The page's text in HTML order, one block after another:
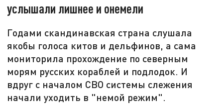
услышали лишнее и онемели
Годами скандинавская страна слушала
якобы голоса китов и дельфинов, а сама
мониторила прохождение по северным
морям русских кораблей и подлодок. И
вдруг с началом СВО системы слежения
начали уходить в "немой режим".